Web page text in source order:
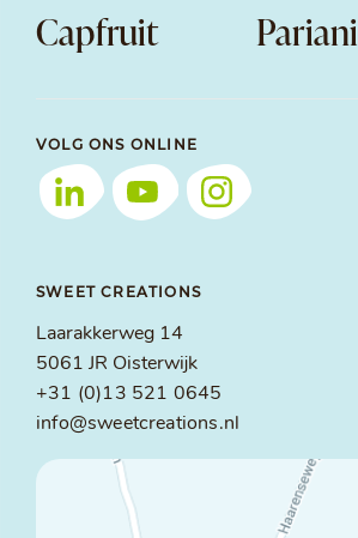
Capfruit
Pariani
VOLG ONS ONLINE
SWEET CREATIONS
Laarakkerweg 14
5061 JR Oisterwijk
+31 (0)13 521 0645
info@sweetcreations.nl